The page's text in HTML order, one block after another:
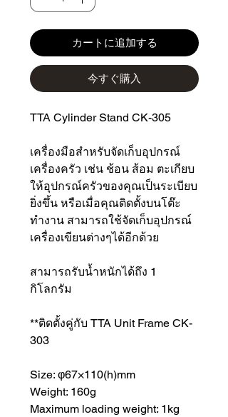
カートに追加する
今すぐ購入
TTA Cylinder Stand CK-305
เครื่องมือสำหรับจัดเก็บอุปกรณ์
เครื่องครัว เช่น ช้อน ส้อม ตะเกียบ
ให้อุปกรณ์ครัวของคุณเป็นระเบียบ
ยิ่งขึ้น หรือเมื่อคุณติดตั้งบนโต๊ะ
ทำงาน สามารถใช้จัดเก็บอุปกรณ์
เครื่องเขียนต่างๆได้อีกด้วย
สามารถรับน้ำหนักได้ถึง 1
กิโลกรัม
**ติดตั้งคู่กับ TTA Unit Frame CK-
303
Size: φ67×110(h)mm
Weight: 160g
Maximum loading weight: 1kg